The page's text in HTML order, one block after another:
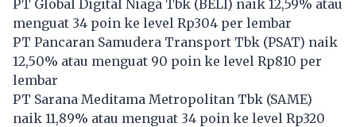
PT Global Digital Niaga Tbk ( BELI ) naik 12,59% atau
menguat 34 poin ke level Rp304 per lembar
PT Pancaran Samudera Transport Tbk (PSAT) naik
12,50% atau menguat 90 poin ke level Rp810 per
lembar
PT Sarana Meditama Metropolitan Tbk (SAME)
naik 11,89% atau menguat 34 poin ke level Rp320